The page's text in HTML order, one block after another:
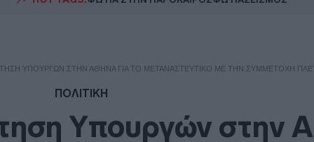
ΥΠΟΥΡΓΏΝ ΣΤΗΝ ΑΘΉΝΑ ΓΙΑ ΤΟ ΜΕΤΑΝΑΣΤΕΥΤΙΚΌ ΜΕ ΤΗΝ ΣΥΜΜΕΤΟΧΉ
ΠΟΛΙΤΙΚΗ
Υπουργών στην